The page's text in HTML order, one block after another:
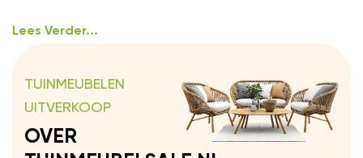
Lees Verder...
TUINMEUBELEN
UITVERKOOP
OVER